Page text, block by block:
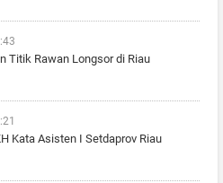
Titik Rawan Longsor di Riau
Kata Asisten I Setdaprov Riau